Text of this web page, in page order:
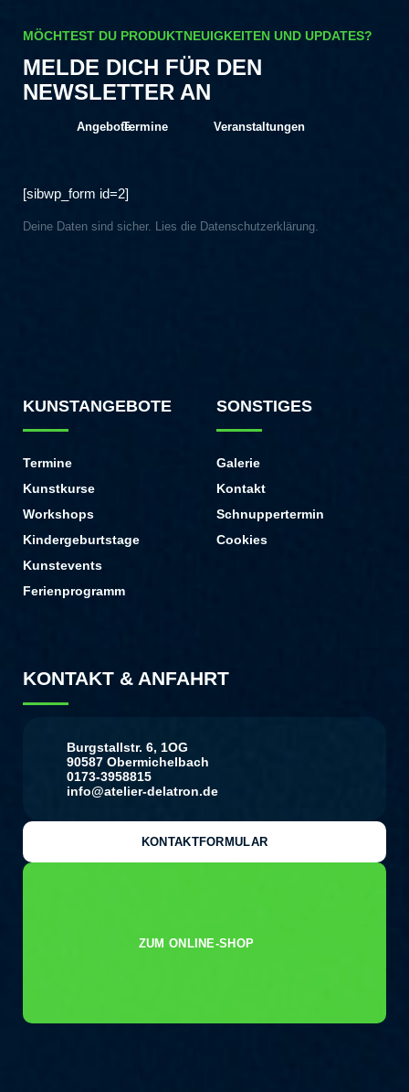
MÖCHTEST DU PRODUKTNEUIGKEITEN UND UPDATES?
MELDE DICH FÜR DEN
NEWSLETTER AN
AngeboteTermine Veranstaltungen
[sibwp_form id=2]
Deine Daten sind sicher. Lies die Datenschutzerklärung
KUNSTANGEBOTE
Termine
Kunstkurse
Workshops
Kindergeburtstage
Kunstevents
Ferienprogramm
SONSTIGES
Galerie
Kontakt
Schnuppertermin
Cookies
KONTAKT & ANFAHRT
Burgstallstr. 6, 1OG
90587 Obermichelbach
0173-3958815
info@atelier-delatron.de
KONTAKTFORMULAR
ZUM ONLINE-SHOP